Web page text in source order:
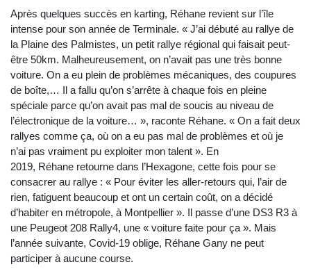
Après quelques succès en karting, Réhane revient sur l’île
intense pour son année de Terminale. « J’ai débuté au rallye de
la Plaine des Palmistes, un petit rallye régional qui faisait peut-
être 50km. Malheureusement, on n’avait pas une très bonne
voiture. On a eu plein de problèmes mécaniques, des coupures
de boîte,… Il a fallu qu’on s’arrête à chaque fois en pleine
spéciale parce qu’on avait pas mal de soucis au niveau de
l’électronique de la voiture… », raconte Réhane. « On a fait deux
rallyes comme ça, où on a eu pas mal de problèmes et où je
n’ai pas vraiment pu exploiter mon talent ». En
2019, Réhane retourne dans l’Hexagone, cette fois pour se
consacrer au rallye : « Pour éviter les aller-retours qui, l’air de
rien, fatiguent beaucoup et ont un certain coût, on a décidé
d’habiter en métropole, à Montpellier ». Il passe d’une DS3 R3 à
une Peugeot 208 Rally4, une « voiture faite pour ça ». Mais
l’année suivante, Covid-19 oblige, Réhane Gany ne peut
participer à aucune course.